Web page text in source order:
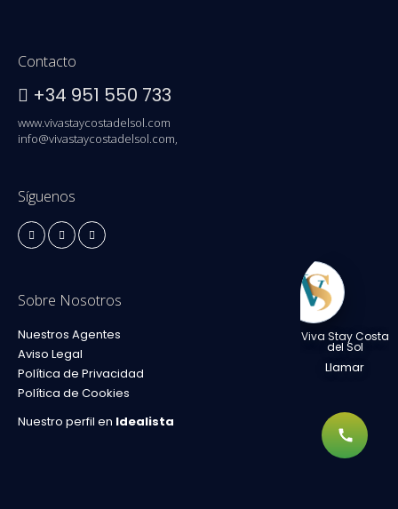
Contacto
+34 951 550 733
www.vivastaycostadelsol.com
info@vivastaycostadelsol.com,
Síguenos
Sobre Nosotros
Nuestros Agentes
Aviso Legal
Política de Privacidad
Política de Cookies
Nuestro perfil en Idealista
Viva Stay Costa
del Sol
Llamar